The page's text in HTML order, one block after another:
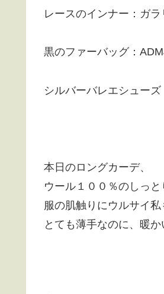
レースのインナー：ガ
黒のファーバッグ：
シルバーバレエシュー
本日のロングカーデ、
ウール１００％のしっと
服の肌触りにウルサイ私
とても薄手なのに、暖か